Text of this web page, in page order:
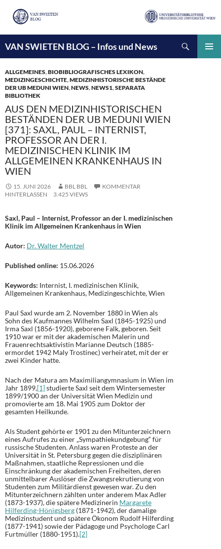
VAN SWIETEN BLOG – Infos und News
INHALT
SPRINGEN
ALLGEMEINES,BIOBIBLIOGRAFISCHES LEXIKON,
MEDIZINGESCHICHTE,MEDIZINHISTORISCHE BESTÄNDE
DER UB MEDUNI WIEN,NEWS,NEWS1,SEPARATA
BIBLIOTHEK
AUS DEN MEDIZINHISTORISCHEN
BESTÄNDEN DER UB MEDUNI WIEN
[371]: SAXL, PAUL – INTERNIST,
PROFESSOR AN DER I.
MEDIZINISCHEN KLINIK IM
ALLGEMEINEN KRANKENHAUS IN
WIEN
15. JUNI 2026 BBL BBL
KOMMENTAR
HINTERLASSEN
3.425 VIEWS
Saxl, Paul – Internist, Professor an der I. medizinischen
Klinik im Allgemeinen Krankenhaus in Wien
Autor: Dr. Walter Mentzel
Published online: 15.06.2026
Keywords: Internist, I. medizinischen Klinik,
Allgemeinen Krankenhaus, Medizingeschichte, Wien
Paul Saxl wurde am 2. November 1880 in Wien als
Sohn des Kaufmannes Wilhelm Saxl (1845-1925) und
Irma Saxl (1856-1920), geborene Falk, geboren. Seit
1910 war er mit der akademischen Malerin und
Frauenrechtsaktivistin Marianne Deutsch (1885-
ermordet 1942 Maly Trostinec) verheiratet, mit der er
zwei Kinder hatte.
Nach der Matura am Maximiliangymnasium in Wien im
Jahr 1899,[1]studierte Saxl seit dem Wintersemester
1899/1900 an der Universität Wien Medizin und
promovierte am 18. Mai 1905 zum Doktor der
gesamten Heilkunde.
Als Student gehörte er 1901 zu den Mitunterzeichnern
eines Aufrufes zu einer „Sympathiekundgebung“ für
russische Studenten. Anlass waren Proteste an der
Universität in St. Petersburg gegen die disziplinären
Maßnahmen, staatliche Repressionen und die
Einschränkung der akademischen Freiheiten, deren
unmittelbarer Auslöser die Zwangsrekrutierung von
Studenten zum Militärdienst gewesen war. Zu den
Mitunterzeichnern zählten unter anderem Max Adler
(1873-1937), die spätere Medizinerin Margarete
Hilferding-Hönigsberg (1871-1942), der damalige
Medizinstudent und spätere Ökonom Rudolf Hilferding
(1877-1941) sowie der Pädagoge und Psychologe Carl
Furtmüller (1880-1951).[2]